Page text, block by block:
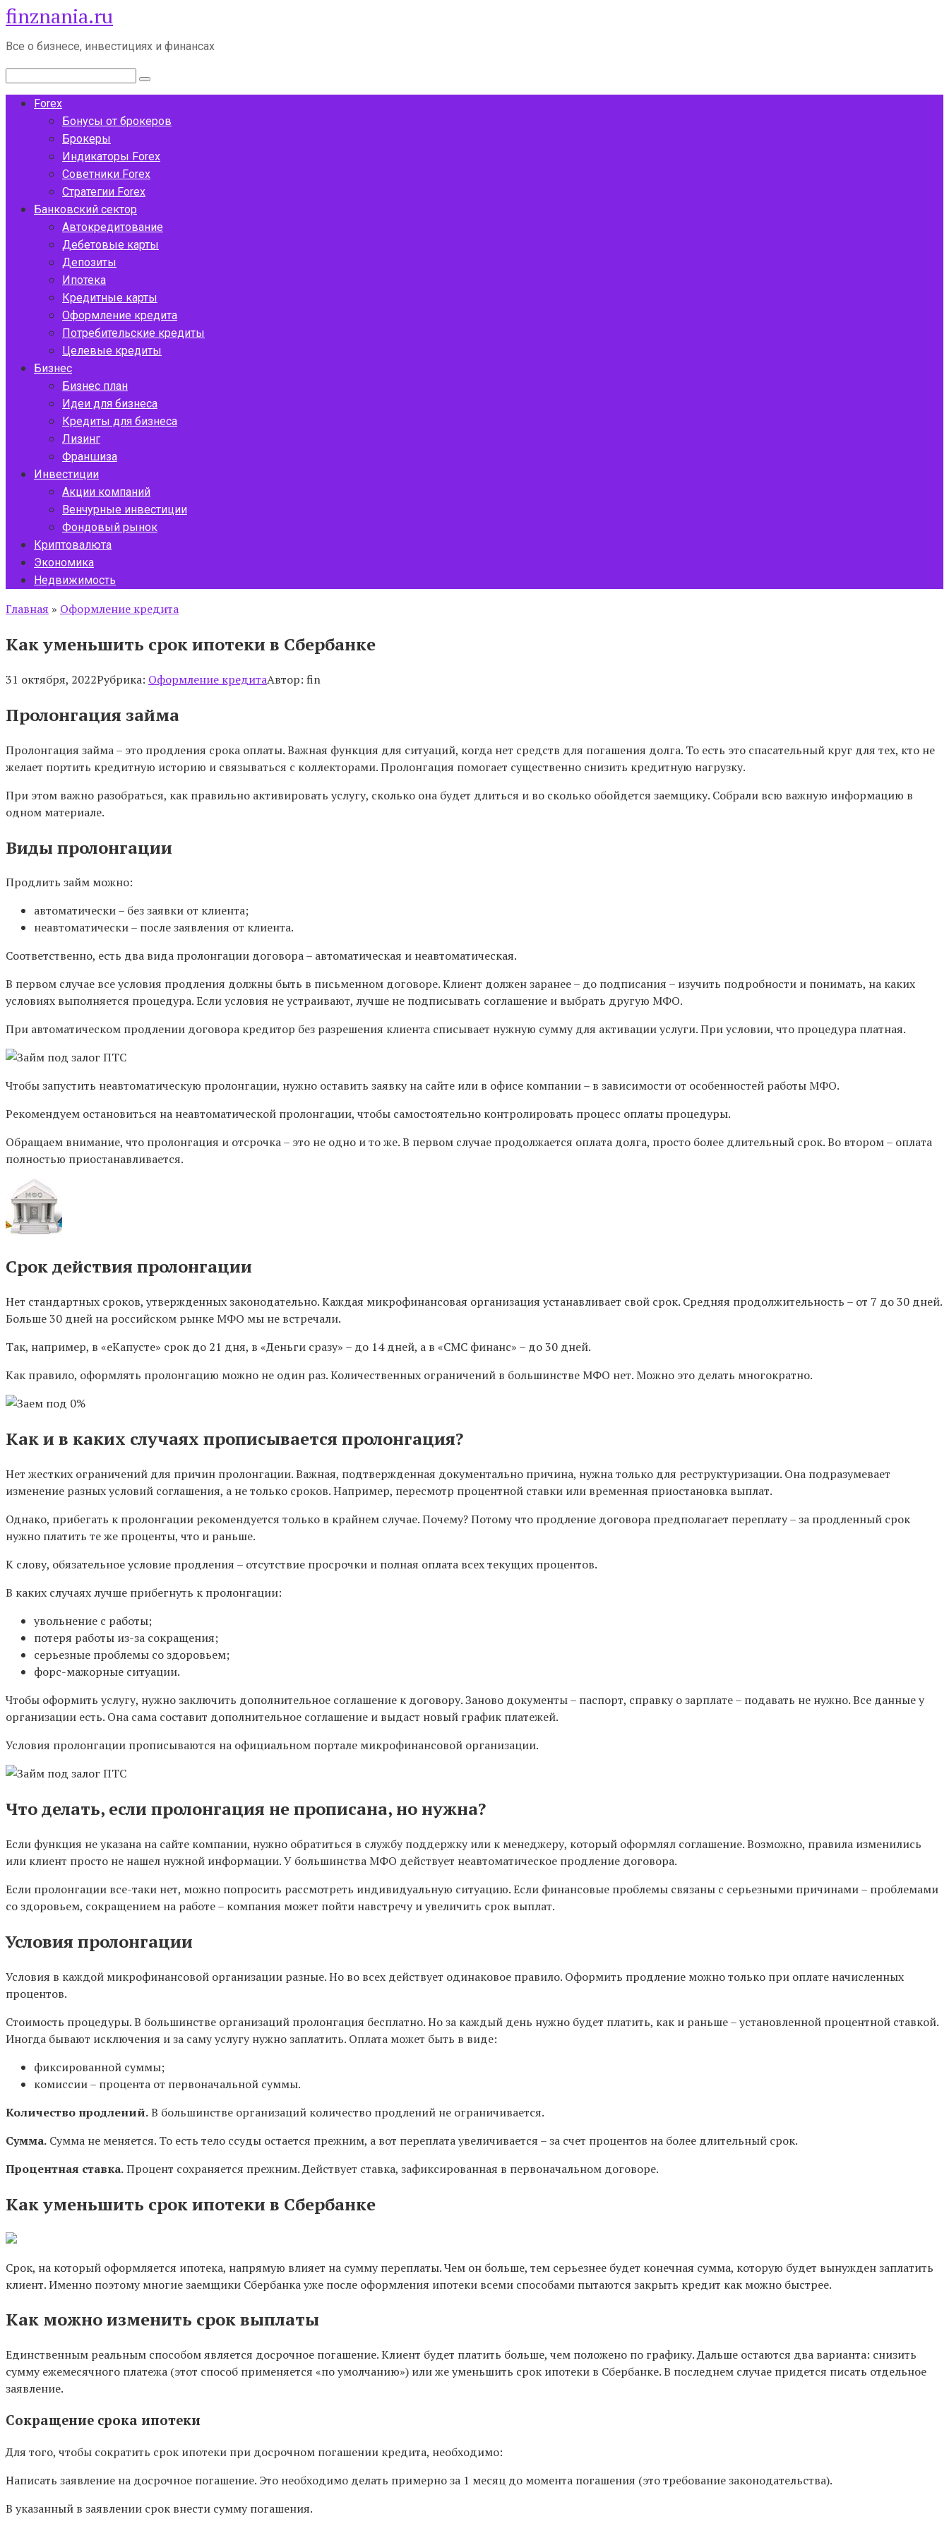
Перейти
к
контенту
finznania.ru
Все о бизнесе, инвестициях и финансах
Поиск:
Forex
Бонусы от брокеров
Брокеры
Индикаторы Forex
Советники Forex
Стратегии Forex
Банковский сектор
Автокредитование
Дебетовые карты
Депозиты
Ипотека
Кредитные карты
Оформление кредита
Потребительские кредиты
Целевые кредиты
Бизнес
Бизнес план
Идеи для бизнеса
Кредиты для бизнеса
Лизинг
Франшиза
Инвестиции
Акции компаний
Венчурные инвестиции
Фондовый рынок
Криптовалюта
Экономика
Недвижимость
Главная » Оформление кредита
Как уменьшить срок ипотеки в Сбербанке
31 октября, 2022Рубрика: Оформление кредитаАвтор: fin
​Пролонгация займа
Пролонгация займа – это продления срока оплаты. Важная функция для ситуаций, когда нет средств для погашения долга. То есть это спасательный круг для тех, кто не
желает портить кредитную историю и связываться с коллекторами. Пролонгация помогает существенно снизить кредитную нагрузку.
При этом важно разобраться, как правильно активировать услугу, сколько она будет длиться и во сколько обойдется заемщику. Собрали всю важную информацию в
одном материале.
Виды пролонгации
Продлить займ можно:
автоматически – без заявки от клиента;
неавтоматически – после заявления от клиента.
Соответственно, есть два вида пролонгации договора – автоматическая и неавтоматическая.
В первом случае все условия продления должны быть в письменном договоре. Клиент должен заранее – до подписания – изучить подробности и понимать, на каких
условиях выполняется процедура. Если условия не устраивают, лучше не подписывать соглашение и выбрать другую МФО.
При автоматическом продлении договора кредитор без разрешения клиента списывает нужную сумму для активации услуги. При условии, что процедура платная.
Чтобы запустить неавтоматическую пролонгации, нужно оставить заявку на сайте или в офисе компании – в зависимости от особенностей работы МФО.
Рекомендуем остановиться на неавтоматической пролонгации, чтобы самостоятельно контролировать процесс оплаты процедуры.
Обращаем внимание, что пролонгация и отсрочка – это не одно и то же. В первом случае продолжается оплата долга, просто более длительный срок. Во втором – оплата
полностью приостанавливается.
Срок действия пролонгации
Нет стандартных сроков, утвержденных законодательно. Каждая микрофинансовая организация устанавливает свой срок. Средняя продолжительность – от 7 до 30 дней.
Больше 30 дней на российском рынке МФО мы не встречали.
Так, например, в «еКапусте» срок до 21 дня, в «Деньги сразу» – до 14 дней, а в «СМС финанс» – до 30 дней.
Как правило, оформлять пролонгацию можно не один раз. Количественных ограничений в большинстве МФО нет. Можно это делать многократно.
Как и в каких случаях прописывается пролонгация?
Нет жестких ограничений для причин пролонгации. Важная, подтвержденная документально причина, нужна только для реструктуризации. Она подразумевает
изменение разных условий соглашения, а не только сроков. Например, пересмотр процентной ставки или временная приостановка выплат.
Однако, прибегать к пролонгации рекомендуется только в крайнем случае. Почему? Потому что продление договора предполагает переплату – за продленный срок
нужно платить те же проценты, что и раньше.
К слову, обязательное условие продления – отсутствие просрочки и полная оплата всех текущих процентов.
В каких случаях лучше прибегнуть к пролонгации:
увольнение с работы;
потеря работы из-за сокращения;
серьезные проблемы со здоровьем;
форс-мажорные ситуации.
Чтобы оформить услугу, нужно заключить дополнительное соглашение к договору. Заново документы – паспорт, справку о зарплате – подавать не нужно. Все данные у
организации есть. Она сама составит дополнительное соглашение и выдаст новый график платежей.
Условия пролонгации прописываются на официальном портале микрофинансовой организации.
Что делать, если пролонгация не прописана, но нужна?
Если функция не указана на сайте компании, нужно обратиться в службу поддержку или к менеджеру, который оформлял соглашение. Возможно, правила изменились
или клиент просто не нашел нужной информации. У большинства МФО действует неавтоматическое продление договора.
Если пролонгации все-таки нет, можно попросить рассмотреть индивидуальную ситуацию. Если финансовые проблемы связаны с серьезными причинами – проблемами
со здоровьем, сокращением на работе – компания может пойти навстречу и увеличить срок выплат.
Условия пролонгации
Условия в каждой микрофинансовой организации разные. Но во всех действует одинаковое правило. Оформить продление можно только при оплате начисленных
процентов.
Стоимость процедуры. В большинстве организаций пролонгация бесплатно. Но за каждый день нужно будет платить, как и раньше – установленной процентной ставкой.
Иногда бывают исключения и за саму услугу нужно заплатить. Оплата может быть в виде:
фиксированной суммы;
комиссии – процента от первоначальной суммы.
Количество продлений.В большинстве организаций количество продлений не ограничивается.
Сумма. Сумма не меняется. То есть тело ссуды остается прежним, а вот переплата увеличивается – за счет процентов на более длительный срок.
Процентная ставка.Процент сохраняется прежним. Действует ставка, зафиксированная в первоначальном договоре.
Как уменьшить срок ипотеки в Сбербанке
Срок, на который оформляется ипотека, напрямую влияет на сумму переплаты. Чем он больше, тем серьезнее будет конечная сумма, которую будет вынужден заплатить
клиент. Именно поэтому многие заемщики Сбербанка уже после оформления ипотеки всеми способами пытаются закрыть кредит как можно быстрее.
Как можно изменить срок выплаты
Единственным реальным способом является досрочное погашение. Клиент будет платить больше, чем положено по графику. Дальше остаются два варианта: снизить
сумму ежемесячного платежа (этот способ применяется «по умолчанию») или же уменьшить срок ипотеки в Сбербанке. В последнем случае придется писать отдельное
заявление.
Сокращение срока ипотеки
Для того, чтобы сократить срок ипотеки при досрочном погашении кредита, необходимо:
Написать заявление на досрочное погашение. Это необходимо делать примерно за 1 месяц до момента погашения (это требование законодательства).
В указанный в заявлении срок внести сумму погашения.